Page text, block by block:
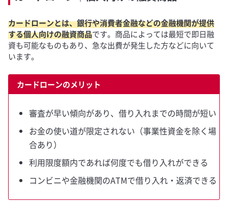
カードローンとは、銀行や消費者金融などの金融機関が提供
する個人向けの融資商品です。商品によっては最短で即日融
資も可能なものもあり、急な出費が発生した方などに向いて
います。
カードローンのメリット
審査が早い傾向があり、借り入れまでの時間が短い
お金の使い道が限定されない（事業性資金を除く場
合あり）
利用限度額内であれば何度でも借り入れができる
コンビニや金融機関のATMで借り入れ・返済できる